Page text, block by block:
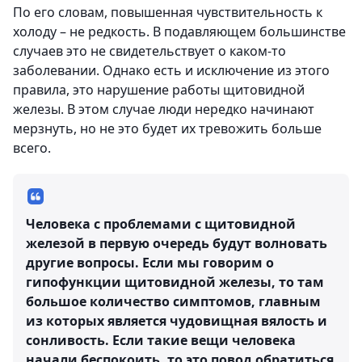
По его словам, повышенная чувствительность к
холоду – не редкость. В подавляющем большинстве
случаев это не свидетельствует о каком-то
заболевании. Однако есть и исключение из этого
правила, это нарушение работы щитовидной
железы. В этом случае люди нередко начинают
мерзнуть, но не это будет их тревожить больше
всего.
Человека с проблемами с щитовидной
железой в первую очередь будут волновать
другие вопросы. Если мы говорим о
гипофункции щитовидной железы, то там
большое количество симптомов, главным
из которых является чудовищная вялость и
сонливость. Если такие вещи человека